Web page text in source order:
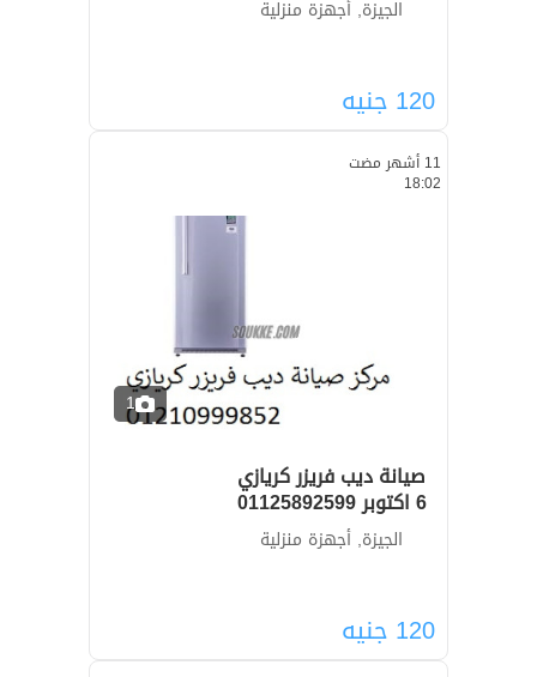
الجيزة, أجهزة منزلية
120 جنيه
11 أشهر مضت
18:02
1
صيانة ديب فريزر كريازي
6 اكتوبر 01125892599
الجيزة, أجهزة منزلية
120 جنيه